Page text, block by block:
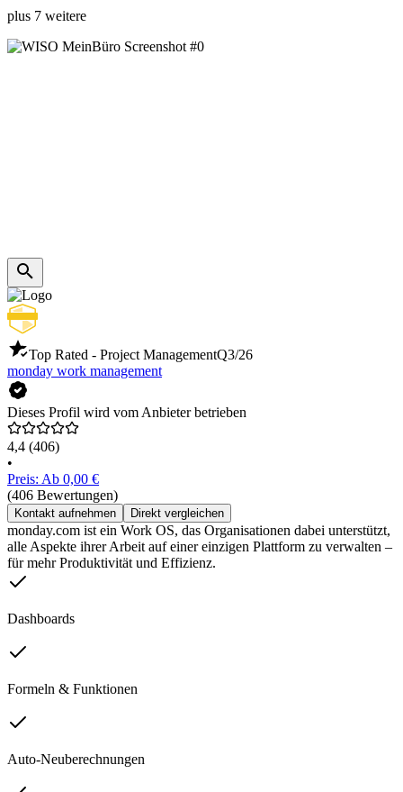
plus 7 weitere
Top Rated - Project ManagementQ3/26
monday work management
Dieses Profil wird vom Anbieter betrieben
4,4 (406)
•
Preis: Ab 0,00 €
(406 Bewertungen)
Kontakt aufnehmen Direkt vergleichen
monday.com ist ein Work OS, das Organisationen dabei unterstützt,
alle Aspekte ihrer Arbeit auf einer einzigen Plattform zu verwalten –
für mehr Produktivität und Effizienz.
Dashboards
Formeln & Funktionen
Auto-Neuberechnungen